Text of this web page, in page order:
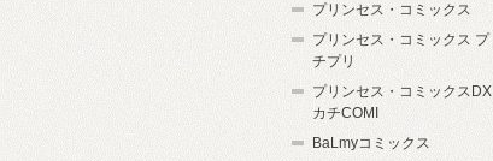
プリンセス・コミックス
プリンセス・コミックス プ
チプリ
プリンセス・コミックスDX
カチCOMI
BaLmyコミックス